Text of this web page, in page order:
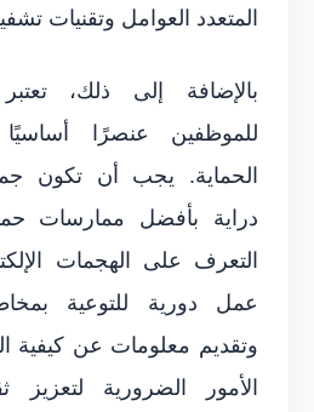
المتعدد العوامل وتقنيات
بالإضافة إلى ذلك، تعتبر
للموظفين عنصرًا
الحماية. يجب أن تكون
دراية بأفضل ممارسات
التعرف على الهجمات
عمل دورية للتوعية
وتقديم معلومات عن كيفية
الأمور الضرورية لتعزيز